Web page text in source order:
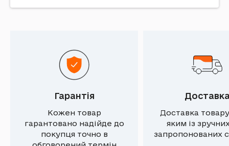
Гарантія
Кожен товар
гарантовано надійде до
покупця точно в
Доставка
яким із
запропонованих